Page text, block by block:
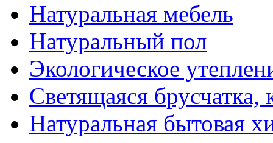
Натуральная мебель
Натуральный пол
Экологическое
Светящаяся
Натуральная бытовая